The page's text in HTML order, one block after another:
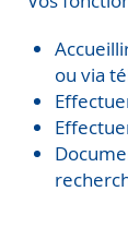
ou via